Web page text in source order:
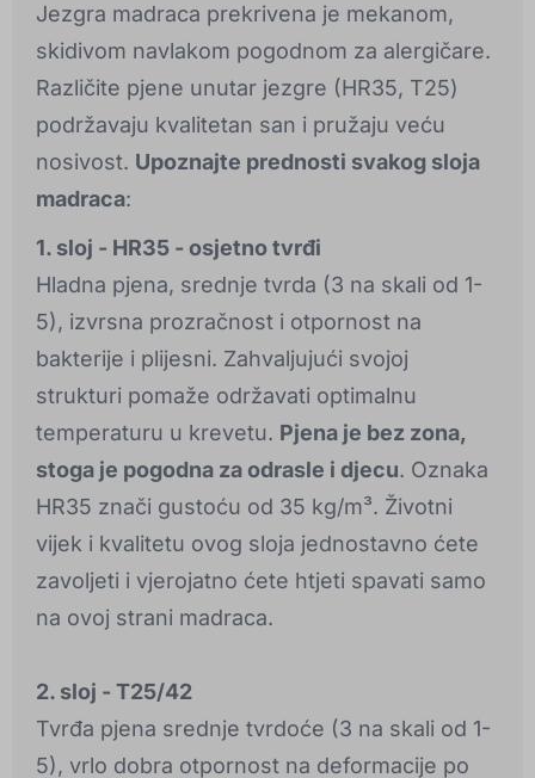
Jezgra madraca prekrivena je mekanom,
skidivom navlakom pogodnom za alergičare.
Različite pjene unutar jezgre (HR35, T25)
podržavaju kvalitetan san i pružaju veću
nosivost. Upoznajte prednosti svakog sloja
madraca:
1. sloj - HR35 - osjetno tvrđi
Hladna pjena, srednje tvrda (3 na skali od 1-
5), izvrsna prozračnost i otpornost na
bakterije i plijesni. Zahvaljujući svojoj
strukturi pomaže održavati optimalnu
temperaturu u krevetu. Pjena je bez zona,
stoga je pogodna za odrasle i djecu. Oznaka
HR35 znači gustoću od 35 kg/m³. Životni
vijek i kvalitetu ovog sloja jednostavno ćete
zavoljeti i vjerojatno ćete htjeti spavati samo
na ovoj strani madraca.
2. sloj - T25/42
Tvrđa pjena srednje tvrdoće (3 na skali od 1-
5), vrlo dobra otpornost na deformacije po